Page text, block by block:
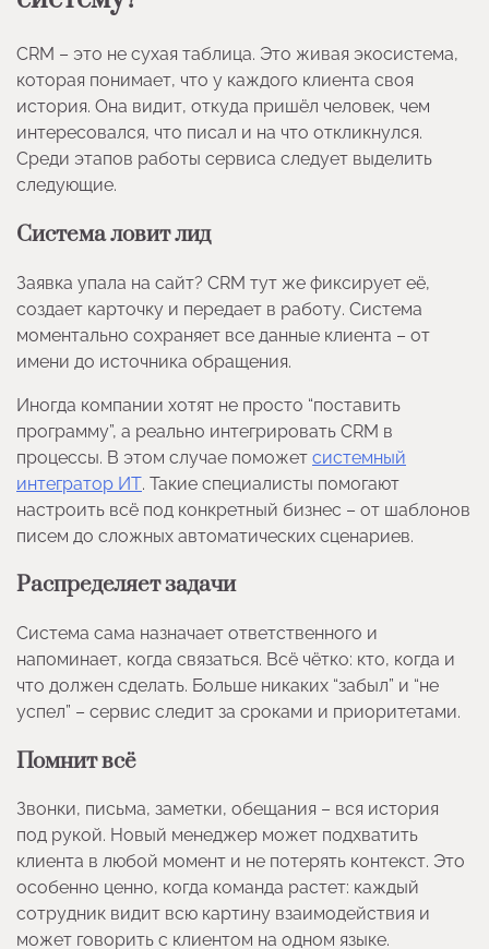
CRM – это не сухая таблица. Это живая экосистема,
которая понимает, что у каждого клиента своя
история. Она видит, откуда пришёл человек, чем
интересовался, что писал и на что откликнулся.
Среди этапов работы сервиса следует выделить
следующие.
Система ловит лид
Заявка упала на сайт? CRM тут же фиксирует её,
создает карточку и передает в работу. Система
моментально сохраняет все данные клиента – от
имени до источника обращения.
Иногда компании хотят не просто “поставить
программу”, а реально интегрировать CRM в
процессы. В этом случае поможет системный
интегратор ИТ. Такие специалисты помогают
настроить всё под конкретный бизнес – от шаблонов
писем до сложных автоматических сценариев.
Распределяет задачи
Система сама назначает ответственного и
напоминает, когда связаться. Всё чётко: кто, когда и
что должен сделать. Больше никаких “забыл” и “не
успел” – сервис следит за сроками и приоритетами.
Помнит всё
Звонки, письма, заметки, обещания – вся история
под рукой. Новый менеджер может подхватить
клиента в любой момент и не потерять контекст. Это
особенно ценно, когда команда растет: каждый
сотрудник видит всю картину взаимодействия и
может говорить с клиентом на одном языке.